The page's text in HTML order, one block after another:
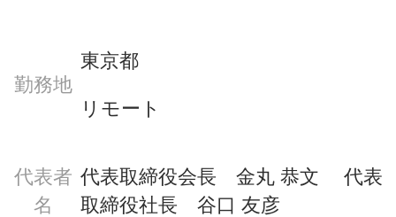
勤務地
東京都
リモート
代表者
名
代表取締役会長　金丸 恭文　 代表
取締役社長　谷口 友彦